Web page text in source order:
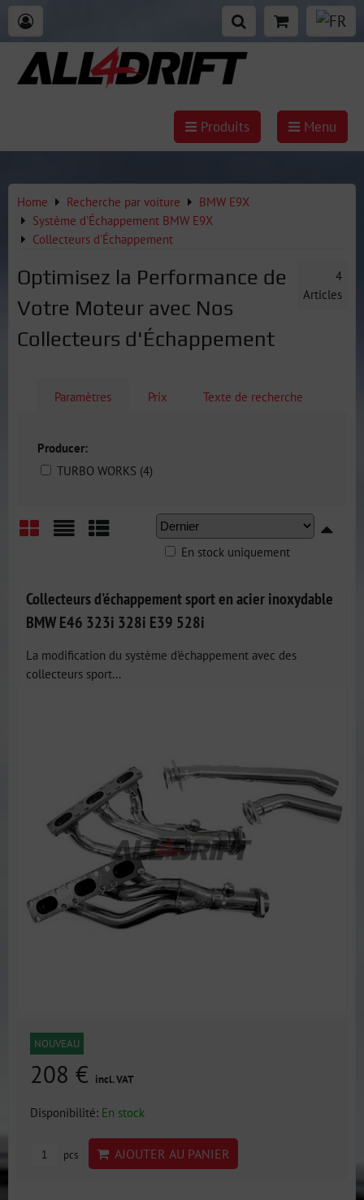
Produits Menu
Home Recherche par voiture
BMW E9X
Système d'Échappement BMW E9X
Collecteurs d'Échappement
Optimisez la Performance de
Votre Moteur avec Nos
Collecteurs d'Échappement
4
Articles
Paramètres Prix Texte de recherche
Producer:
TURBO WORKS (4)
En stock uniquement
Collecteurs d'échappement sport en acier inoxydable
BMW E46 323i 328i E39 528i
La modification du système d'échappement avec des
collecteurs sport...
NOUVEAU
208 € incl. VAT
Disponibilité: En stock
pcs AJOUTER AU PANIER